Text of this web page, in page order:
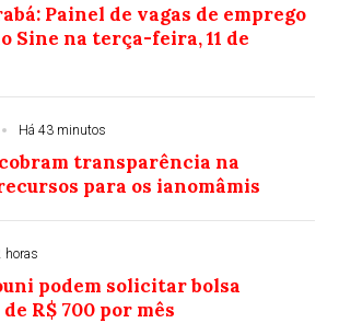
Painel de vagas de emprego
Sine na terça-feira, 11 de
Há 43 minutos
transparência na
para os ianomâmis
horas
podem solicitar bolsa
R$ 700 por mês